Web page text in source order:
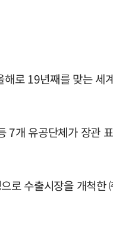
로 19년째를 맞는 세
7개 유공단체가 장관
로 수출시장을 개척한